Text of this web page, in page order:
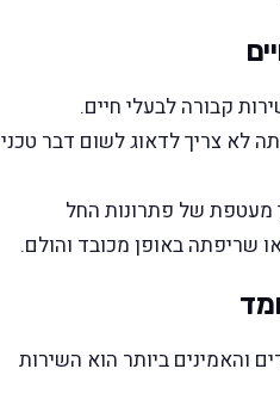
קבורה לבעלי חיים.
לא צריך לדאוג לשום דבר טכני
מעטפת של פתרונות החל
שריפתה באופן מכובד והולם.
והאמינים ביותר הוא השירות